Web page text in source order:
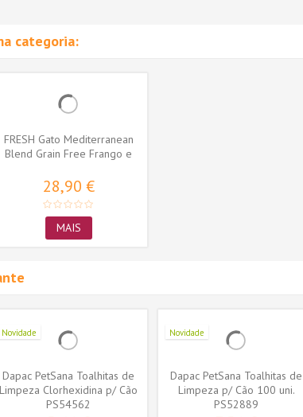
categoria:
FRESH Gato Mediterranean
Blend Grain Free Frango e
28,90 €
MAIS
Novidade
Dapac PetSana Toalhitas de
Limpeza Clorhexidina p/ Cão
e...
PS54562
Novidade
Dapac PetSana Toalhitas de
Limpeza p/ Cão 100 uni.
PS52889